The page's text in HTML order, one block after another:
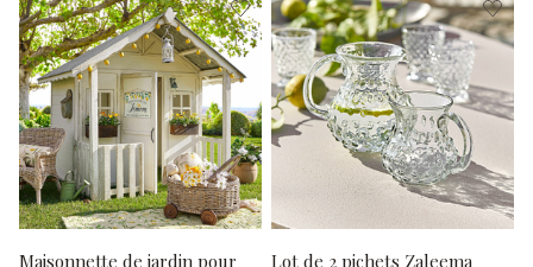
Maisonnette de jardin pour
Lot de 2 pichets Zaleema